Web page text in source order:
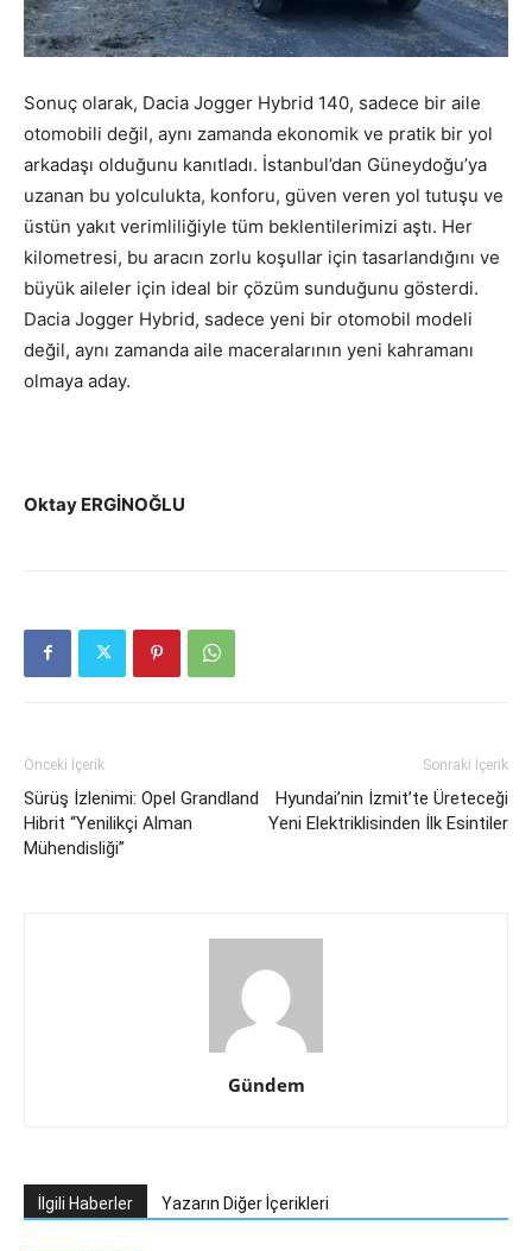
Sonuç olarak, Dacia Jogger Hybrid 140, sadece bir aile
otomobili değil, aynı zamanda ekonomik ve pratik bir yol
arkadaşı olduğunu kanıtladı. İstanbul’dan Güneydoğu’ya
uzanan bu yolculukta, konforu, güven veren yol tutuşu ve
üstün yakıt verimliliğiyle tüm beklentilerimizi aştı. Her
kilometresi, bu aracın zorlu koşullar için tasarlandığını ve
büyük aileler için ideal bir çözüm sunduğunu gösterdi.
Dacia Jogger Hybrid, sadece yeni bir otomobil modeli
değil, aynı zamanda aile maceralarının yeni kahramanı
olmaya aday.
Oktay ERGİNOĞLU
Önceki İçerik
Sürüş İzlenimi: Opel Grandland
Hibrit “Yenilikçi Alman
Mühendisliği”
Sonraki İçerik
Hyundai’nin İzmit’te Üreteceği
Yeni Elektriklisinden İlk Esintiler
Gündem
İlgili Haberler Yazarın Diğer İçerikleri